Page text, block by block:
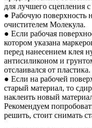
для лучшего сцепления
● Рабочую поверхность
очистителем Молекула.
● Если рабочая
котором указана
перед нанесением клея
антисиликоном и
отслаивался от пластика.
● Если на рабочей
старый материал, то
наклеить новый
Рекомендуем
решить, стоит снимать